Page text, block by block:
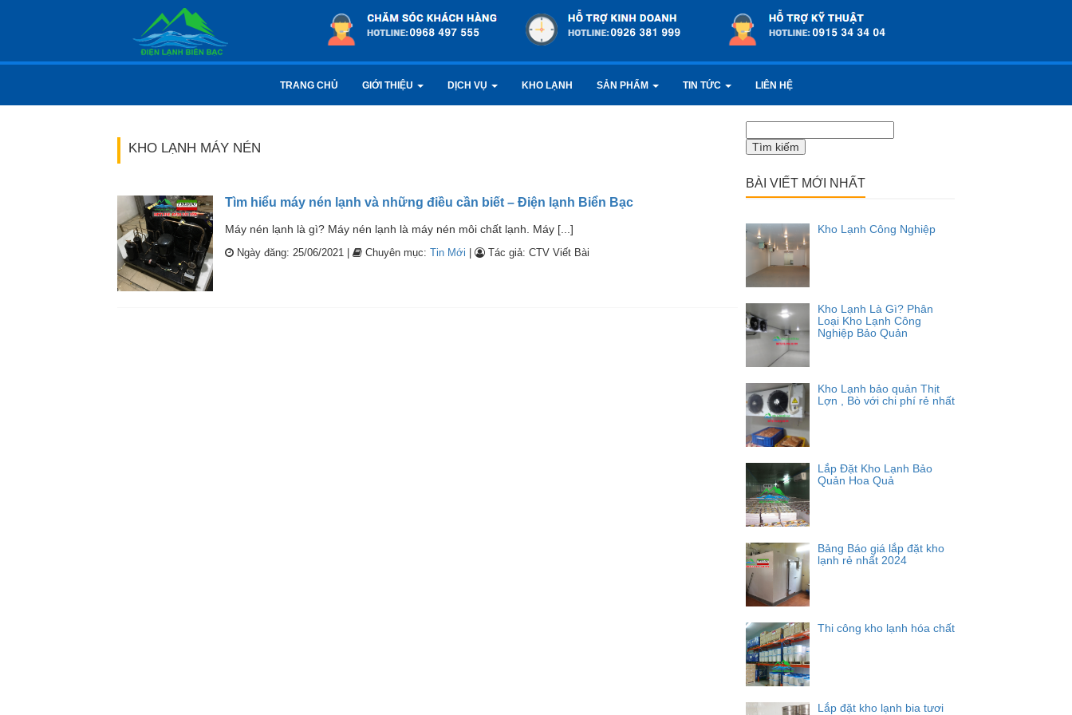
TRANG CHỦ GIỚI THIỆU DỊCH VỤ KHO LẠNH SẢN PHẨM TIN TỨC LIÊN HỆ
KHO LẠNH MÁY NÉN
Tìm hiểu máy nén lạnh và những điều cần biết – Điện lạnh Biển Bạc
Máy nén lạnh là gì? Máy nén lạnh là máy nén môi chất lạnh. Máy [...]
Ngày đăng: 25/06/2021 | Chuyên mục: Tin Mới Tác giả: CTV Viết Bài
kiếm
cho:
BÀI VIẾT MỚI NHẤT
Kho Lạnh Công Nghiệp
Kho Lạnh Là Gì? Phân
Loại Kho Lạnh Công
Nghiệp Bảo Quản
Kho Lạnh bảo quản Thịt
Lợn , Bò với chi phí rẻ nhất
Lắp Đặt Kho Lạnh Bảo
Quản Hoa Quả
Bảng Báo giá lắp đặt kho
lạnh rẻ nhất 2024
Thi công kho lạnh hóa chất
Lắp đặt kho lạnh bia tươi